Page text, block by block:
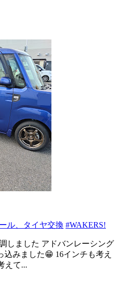
ル、タイヤ交換 #WAKERS!
しました アドバンレーシング
込みました😁 16インチも考え
えて...